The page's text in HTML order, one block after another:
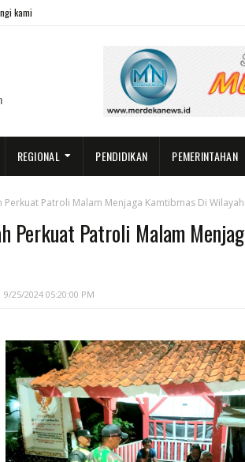
kami
REGIONAL PENDIDIKAN PEMERINTAHAN
Perkuat Patroli Malam Menjaga Kamtibmas Di
Perkuat Patroli Malam
9/25/2024 05:20:00 PM